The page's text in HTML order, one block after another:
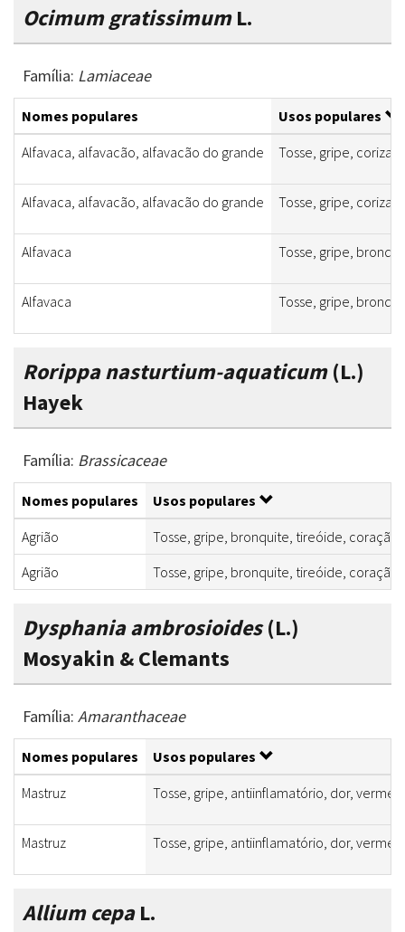
Ocimum gratissimumL.
Família: Lamiaceae
Nomes populares
Usos populares
Alfavaca, alfavacão, alfavacão do grande
Tosse, gripe, coriza,
Alfavaca, alfavacão, alfavacão do grande Tosse, gripe, coriza,
Alfavaca Tosse, gripe,
Alfavaca Tosse, gripe,
Rorippa nasturtium-aquaticum(L.)
Hayek
Família: Brassicaceae
Nomes populares
Usos populares
Agrião
Tosse, gripe, bronquite, tireóide,
Agrião
Tosse, gripe, bronquite, tireóide,
Dysphania ambrosioides(L.)
Mosyakin & Clemants
Família: Amaranthaceae
Nomes populares
Usos populares
Mastruz
Tosse, gripe, antiinflamatório, dor, vermes
Mastruz Tosse, gripe, antiinflamatório, dor, vermes
Allium cepaL.